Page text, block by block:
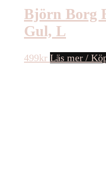
Björn Borg
Gul, L
499kr Läs mer /